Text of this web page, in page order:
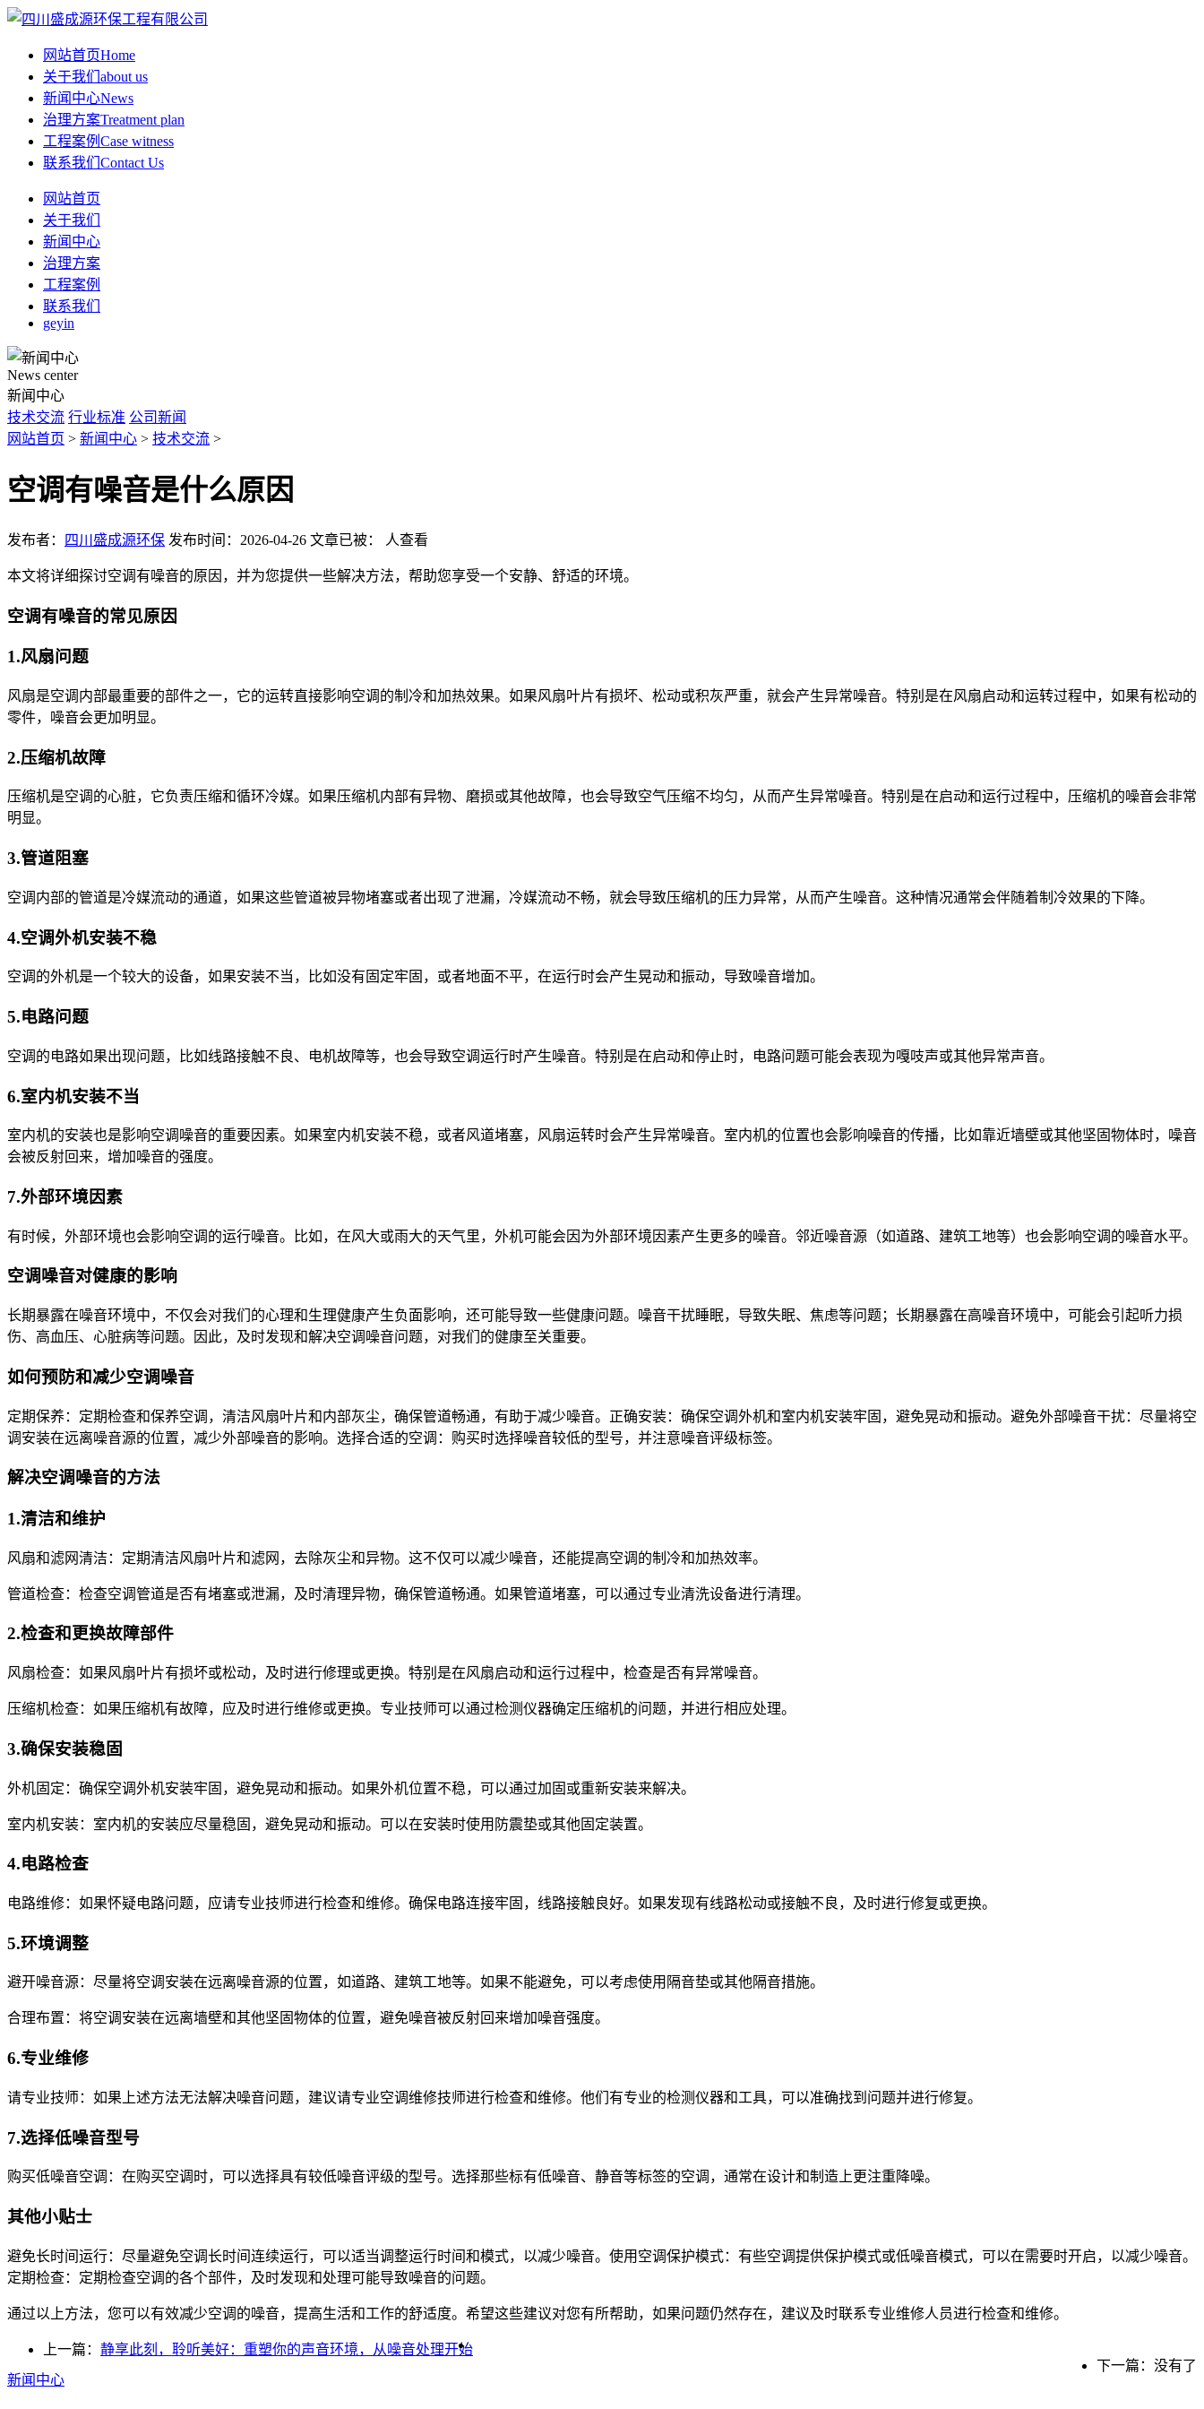
网站首页Home
关于我们 about us
新闻中心News
治理方案Treatment plan
工程案例 Case witness
联系我们 Contact Us
网站首页
关于我们
新闻中心
治理方案
工程案例
联系我们
geyin
News center
新闻中心
技术交流 行业标准 公司新闻
网站首页 > 新闻中心 > 技术交流 >
空调有噪音是什么原因
发布者： 四川盛成源环保 发布时间：2026-04-26 文章已被： 人查看
本文将详细探讨空调有噪音的原因，并为您提供一些解决方法，帮助您享受一个安静、舒适的环境。
空调有噪音的常见原因
1.风扇问题
风扇是空调内部最重要的部件之一，它的运转直接影响空调的制冷和加热效果。如果风扇叶片有损坏、松动或积灰严重，就会产生异常噪音。特别是在风扇启动和运转过程中，如果有松动的
零件，噪音会更加明显。
2.压缩机故障
压缩机是空调的心脏，它负责压缩和循环冷媒。如果压缩机内部有异物、磨损或其他故障，也会导致空气压缩不均匀，从而产生异常噪音。特别是在启动和运行过程中，压缩机的噪音会非常
明显。
3.管道阻塞
空调内部的管道是冷媒流动的通道，如果这些管道被异物堵塞或者出现了泄漏，冷媒流动不畅，就会导致压缩机的压力异常，从而产生噪音。这种情况通常会伴随着制冷效果的下降。
4.空调外机安装不稳
空调的外机是一个较大的设备，如果安装不当，比如没有固定牢固，或者地面不平，在运行时会产生晃动和振动，导致噪音增加。
5.电路问题
空调的电路如果出现问题，比如线路接触不良、电机故障等，也会导致空调运行时产生噪音。特别是在启动和停止时，电路问题可能会表现为嘎吱声或其他异常声音。
6.室内机安装不当
室内机的安装也是影响空调噪音的重要因素。如果室内机安装不稳，或者风道堵塞，风扇运转时会产生异常噪音。室内机的位置也会影响噪音的传播，比如靠近墙壁或其他坚固物体时，噪音
会被反射回来，增加噪音的强度。
7.外部环境因素
有时候，外部环境也会影响空调的运行噪音。比如，在风大或雨大的天气里，外机可能会因为外部环境因素产生更多的噪音。邻近噪音源（如道路、建筑工地等）也会影响空调的噪音水平。
空调噪音对健康的影响
长期暴露在噪音环境中，不仅会对我们的心理和生理健康产生负面影响，还可能导致一些健康问题。噪音干扰睡眠，导致失眠、焦虑等问题；长期暴露在高噪音环境中，可能会引起听力损
伤、高血压、心脏病等问题。因此，及时发现和解决空调噪音问题，对我们的健康至关重要。
如何预防和减少空调噪音
定期保养：定期检查和保养空调，清洁风扇叶片和内部灰尘，确保管道畅通，有助于减少噪音。正确安装：确保空调外机和室内机安装牢固，避免晃动和振动。避免外部噪音干扰：尽量将空
调安装在远离噪音源的位置，减少外部噪音的影响。选择合适的空调：购买时选择噪音较低的型号，并注意噪音评级标签。
解决空调噪音的方法
1.清洁和维护
风扇和滤网清洁：定期清洁风扇叶片和滤网，去除灰尘和异物。这不仅可以减少噪音，还能提高空调的制冷和加热效率。
管道检查：检查空调管道是否有堵塞或泄漏，及时清理异物，确保管道畅通。如果管道堵塞，可以通过专业清洗设备进行清理。
2.检查和更换故障部件
风扇检查：如果风扇叶片有损坏或松动，及时进行修理或更换。特别是在风扇启动和运行过程中，检查是否有异常噪音。
压缩机检查：如果压缩机有故障，应及时进行维修或更换。专业技师可以通过检测仪器确定压缩机的问题，并进行相应处理。
3.确保安装稳固
外机固定：确保空调外机安装牢固，避免晃动和振动。如果外机位置不稳，可以通过加固或重新安装来解决。
室内机安装：室内机的安装应尽量稳固，避免晃动和振动。可以在安装时使用防震垫或其他固定装置。
4.电路检查
电路维修：如果怀疑电路问题，应请专业技师进行检查和维修。确保电路连接牢固，线路接触良好。如果发现有线路松动或接触不良，及时进行修复或更换。
5.环境调整
避开噪音源：尽量将空调安装在远离噪音源的位置，如道路、建筑工地等。如果不能避免，可以考虑使用隔音垫或其他隔音措施。
合理布置：将空调安装在远离墙壁和其他坚固物体的位置，避免噪音被反射回来增加噪音强度。
6.专业维修
请专业技师：如果上述方法无法解决噪音问题，建议请专业空调维修技师进行检查和维修。他们有专业的检测仪器和工具，可以准确找到问题并进行修复。
7.选择低噪音型号
购买低噪音空调：在购买空调时，可以选择具有较低噪音评级的型号。选择那些标有低噪音、静音等标签的空调，通常在设计和制造上更注重降噪。
其他小贴士
避免长时间运行：尽量避免空调长时间连续运行，可以适当调整运行时间和模式，以减少噪音。使用空调保护模式：有些空调提供保护模式或低噪音模式，可以在需要时开启，以减少噪音。
定期检查：定期检查空调的各个部件，及时发现和处理可能导致噪音的问题。
通过以上方法，您可以有效减少空调的噪音，提高生活和工作的舒适度。希望这些建议对您有所帮助，如果问题仍然存在，建议及时联系专业维修人员进行检查和维修。
上一篇： 静享此刻，聆听美好：重塑你的声音环境，从噪音处理开始
下一篇：没有了
新闻中心